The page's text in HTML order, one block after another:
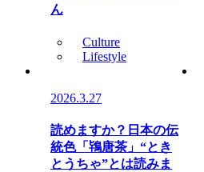
ん
Culture
Lifestyle
2026.3.27
読めますか？日本の伝
統色「鴇唐茶」“とき
とうちゃ”とは読みま